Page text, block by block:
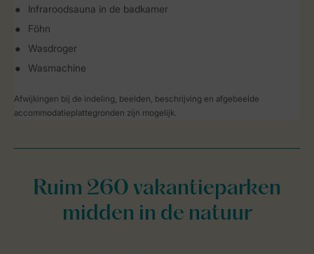
Infraroodsauna in de badkamer
Föhn
Wasdroger
Wasmachine
Afwijkingen bij de indeling, beelden, beschrijving en afgebeelde
accommodatieplattegronden zijn mogelijk.
Ruim 260 vakantieparken
midden in de natuur